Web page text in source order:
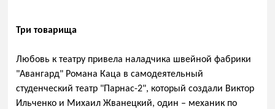
Три товарища
Любовь к театру привела наладчика швейной фабрики
"Авангард" Романа Каца в самодеятельный
студенческий театр "Парнас-2", который создали Виктор
Ильченко и Михаил Жванецкий, один – механик по